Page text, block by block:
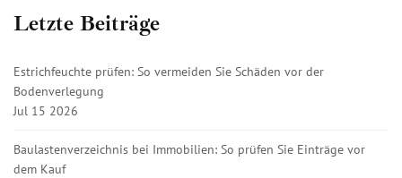
Letzte Beiträge
Estrichfeuchte prüfen: So vermeiden Sie Schäden vor der
Bodenverlegung
Jul 15 2026
Baulastenverzeichnis bei Immobilien: So prüfen Sie Einträge vor
dem Kauf